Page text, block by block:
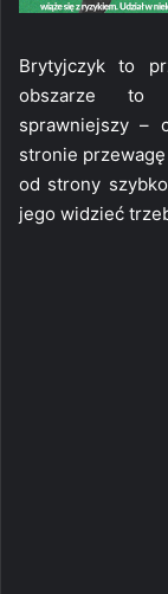
Brytyjczyk to
obszarze to
sprawniejszy –
stronie
od strony
jego widzieć